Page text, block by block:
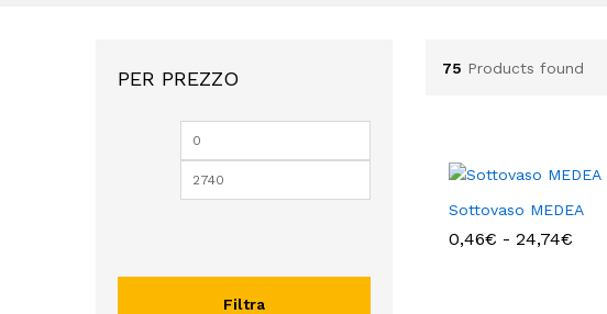
75 Products found
Sottovaso MEDEA
0,46€ - 24,74€
0,46€ 24,74€
PER PREZZO
Prezzo
Filtra